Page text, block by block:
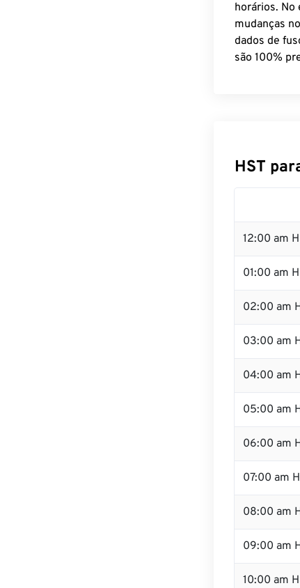
horários.
mudanças
dados de
são 100%
HST
12:00 am
01:00 am
02:00 am
03:00 am
04:00 am
05:00 am
06:00 am
07:00 am
08:00 am
09:00 am
10:00 am